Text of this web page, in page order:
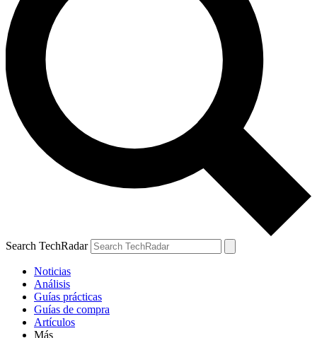
Search TechRadar
Noticias
Análisis
Guías prácticas
Guías de compra
Artículos
Más